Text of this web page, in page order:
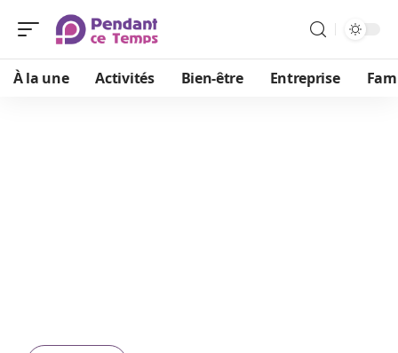
À la une Activités Bien-être Entreprise